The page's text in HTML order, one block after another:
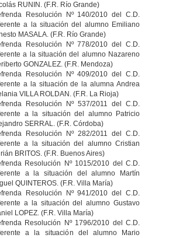
RUNIN. (F.R. Río Grande)
Resolución Nº 140/2010 del C.D.
a la situación del alumno Emiliano
MASALA. (F.R. Río Grande)
Resolución Nº 778/2010 del C.D.
a la situación del alumno Nazareno
GONZALEZ. (F.R. Mendoza)
Resolución Nº 409/2010 del C.D.
a la situación de la alumna Andrea
VILLA ROLDAN. (F.R. La Rioja)
Resolución Nº 537/2011 del C.D.
a la situación del alumno Patricio
SERRAL. (F.R. Córdoba)
Resolución Nº 282/2011 del C.D.
a la situación del alumno Cristian
BRITOS. (F.R. Buenos Aires)
Resolución Nº 1015/2010 del C.D.
a la situación del alumno Martín
QUINTEROS. (F.R. Villa María)
Resolución Nº 941/2010 del C.D.
a la situación del alumno Gustavo
LOPEZ. (F.R. Villa María)
Resolución Nº 1796/2010 del C.D.
a la situación del alumno Mario